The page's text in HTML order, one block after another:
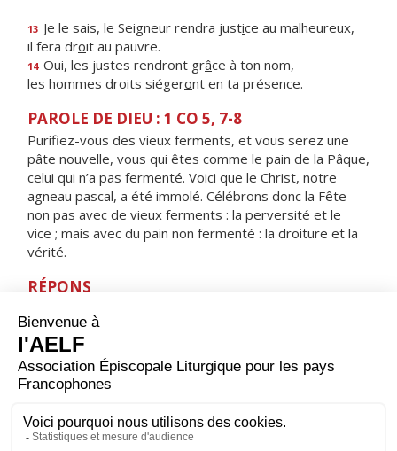
13 Je le sais, le Seigneur rendra justice au malheureux,
il fera droit au pauvre.
14 Oui, les justes rendront grâce à ton nom,
les hommes droits siégeront en ta présence.
PAROLE DE DIEU : 1 CO 5, 7-8
Purifiez-vous des vieux ferments, et vous serez une
pâte nouvelle, vous qui êtes comme le pain de la Pâque,
celui qui n’a pas fermenté. Voici que le Christ, notre
agneau pascal, a été immolé. Célébrons donc la Fête
non pas avec de vieux ferments : la perversité et le
vice ; mais avec du pain non fermenté : la droiture et la
vérité.
RÉPONS
le soir approche, alléluia.
ORAISON
Dieu à qui nous devons le salut et la liberté, écoute le
sang de ton Fils, fais que nous puissions vivre de toi et
trouver en toi le bonheur éternel.